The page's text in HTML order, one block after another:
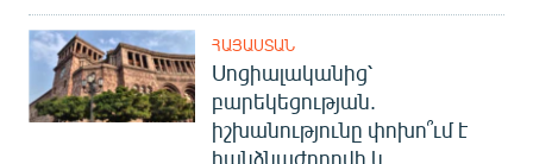
ՀԱՅԱՍՏԱՆ
Սոցիալականից՝
բարեկեցության.
իշխանությունը փոխո՞ւմ է
հանձնաժողովի և